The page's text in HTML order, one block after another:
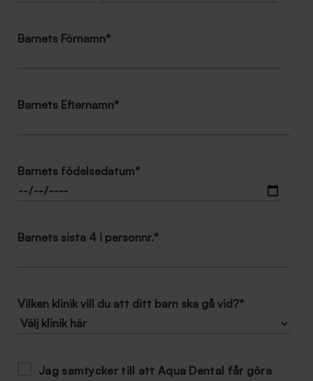
Barnets Förnamn*
Barnets Efternamn*
Barnets födelsedatum*
Barnets sista 4 i personnr.*
Vilken klinik vill du att ditt barn ska gå vid?*
Jag samtycker till att Aqua Dental får göra